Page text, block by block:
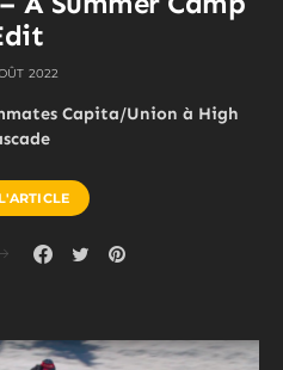
2022
Capita/Union à High